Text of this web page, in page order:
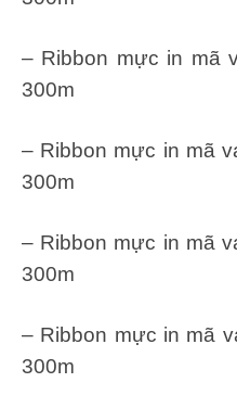
– Ribbon mực in mã
300m
– Ribbon mực in mã
300m
– Ribbon mực in mã
300m
– Ribbon mực in mã
300m